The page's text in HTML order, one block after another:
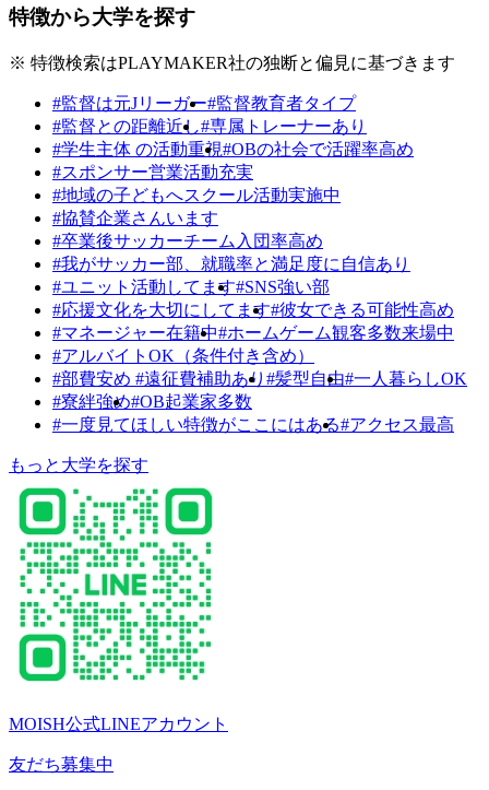
特徴から大学を探す
※ 特徴検索はPLAYMAKER社の独断と偏見に基づきます
#監督は元Jリーガー#監督教育者タイプ
#監督との距離近し#専属トレーナーあり
#学生主体 の活動重視#OBの社会で活躍率高め
#スポンサー営業活動充実
#地域の子どもへスクール活動実施中
#協賛企業さんいます
#卒業後サッカーチーム入団率高め
#我がサッカー部、就職率と満足度に自信あり
#ユニット活動してます#SNS強い部
#応援文化を大切にしてます#彼女できる可能性高め
#マネージャー在籍中#ホームゲーム観客多数来場中
#アルバイトOK（条件付き含め）
#部費安め #遠征費補助あり #髪型自由#一人暮らしOK
#寮絆強め#OB起業家多数
#一度見てほしい特徴がここにはある#アクセス最高
もっと大学を探す
MOISH公式LINEアカウント
友だち募集中